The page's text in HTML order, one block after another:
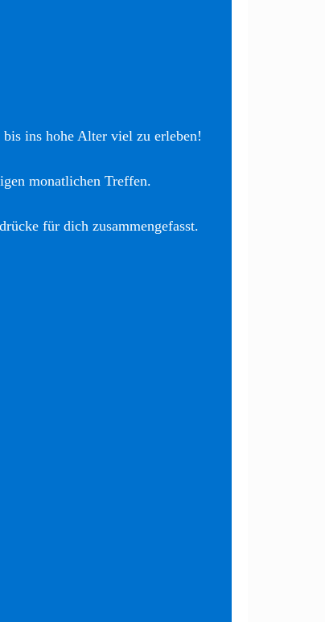
ins hohe Alter viel zu erleben!
monatlichen Treffen.
für dich zusammengefasst.